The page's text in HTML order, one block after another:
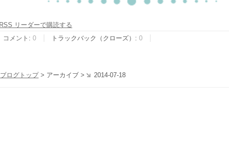
コメント : 0 トラックバック（クローズ）: 0
ブログトップ> アーカイブ > 2014-07-18